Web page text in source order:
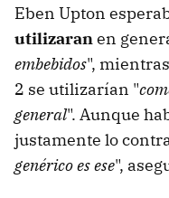
Eben Upton
utilizaranen
embebidos",
2 se utilizarían "
general". Aunque
justamente lo
genérico es ese",